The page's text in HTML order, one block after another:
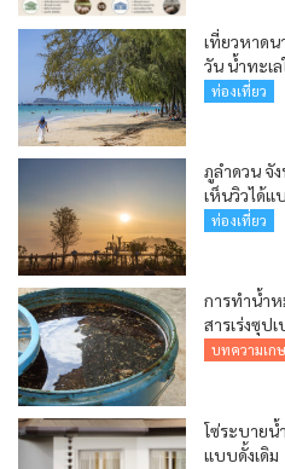
เที่ยวหาดน
วัน น้ำทะเ
ท่องเที่ยว
ภูลำดวน จั
เห็นวิวได้แ
ท่องเที่ยว
การทำน้ำ
สารเร่งซุป
บทความเก
โซ่ระบายน้
แบบดั้งเดิม